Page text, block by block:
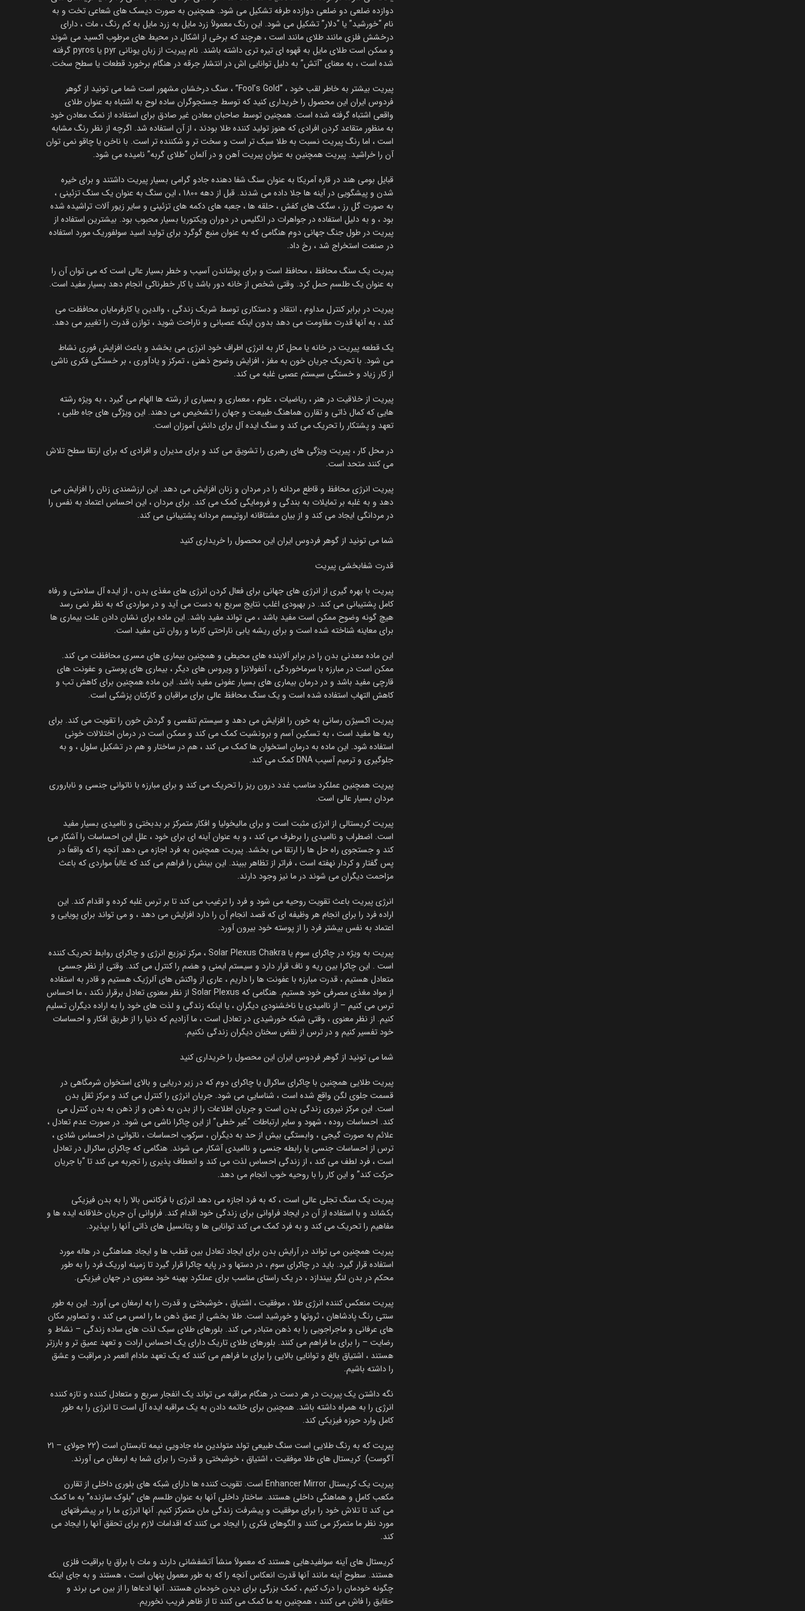
دوازده ضلعی دو ضلعی دوازده طرفه تشکیل می شود. همچنین به صورت دیسک های شعاعی تخت و به
نام “خورشید” یا “دلار” تشکیل می شود. این رنگ معمولاً زرد مایل به زرد مایل به کم رنگ ، مات ، دارای
درخشش فلزی مانند طلای مانند است ، هرچند که برخی از اشکال در محیط های مرطوب اکسید می شوند
و ممکن است طلای مایل به قهوه ای تیره تری داشته باشند. نام پیریت از زبان یونانی pyr یا pyros گرفته
شده است ، به معنای “آتش” به دلیل توانایی اش در انتشار جرقه در هنگام برخورد قطعات یا سطح سخت.
پیریت بیشتر به خاطر لقب خود ، “Fool’s Gold” ، سنگ درخشان مشهور است شما می تونید از گوهر
فردوس ایران این محصول را خریداری کنید که توسط جستجوگران ساده لوح به اشتباه به عنوان طلای
واقعی اشتباه گرفته شده است. همچنین توسط صاحبان معادن غیر صادق برای استفاده از نمک معادن خود
به منظور متقاعد کردن افرادی که هنوز تولید کننده طلا بودند ، از آن استفاده شد. اگرچه از نظر رنگ مشابه
است ، اما رنگ پیریت نسبت به طلا سبک تر است و سخت تر و شکننده تر است. با ناخن یا چاقو نمی توان
آن را خراشید. پیریت همچنین به عنوان پیریت آهن و در آلمان “طلای گربه” نامیده می شود.
قبایل بومی هند در قاره آمریکا به عنوان سنگ شفا دهنده جادو گرامی بسیار پیریت داشتند و برای خیره
شدن و پیشگویی در آینه ها جلا داده می شدند. قبل از دهه 1800 ، این سنگ به عنوان یک سنگ تزئینی ،
به صورت گل رز ، سگک های کفش ، حلقه ها ، جعبه های دکمه های تزئینی و سایر زیور آلات تراشیده شده
بود ، و به دلیل استفاده در جواهرات در انگلیس در دوران ویکتوریا بسیار محبوب بود. بیشترین استفاده از
پیریت در طول جنگ جهانی دوم هنگامی که به عنوان منبع گوگرد برای تولید اسید سولفوریک مورد استفاده
در صنعت استخراج شد ، رخ داد.
پیریت یک سنگ محافظ ، محافظ است و برای پوشاندن آسیب و خطر بسیار عالی است که می توان آن را
به عنوان یک طلسم حمل کرد. وقتی شخص از خانه دور باشد یا کار خطرناکی انجام دهد بسیار مفید است.
پیریت در برابر کنترل مداوم ، انتقاد و دستکاری توسط شریک زندگی ، والدین یا کارفرمایان محافظت می
کند ، به آنها قدرت مقاومت می دهد بدون اینکه عصبانی و ناراحت شوید ، توازن قدرت را تغییر می دهد.
یک قطعه پیریت در خانه یا محل کار به انرژی اطراف خود انرژی می بخشد و باعث افزایش فوری نشاط
می شود. با تحریک جریان خون به مغز ، افزایش وضوح ذهنی ، تمرکز و یادآوری ، بر خستگی فکری ناشی
از کار زیاد و خستگی سیستم عصبی غلبه می کند.
پیریت از خلاقیت در هنر ، ریاضیات ، علوم ، معماری و بسیاری از رشته ها الهام می گیرد ، به ویژه رشته
هایی که کمال ذاتی و تقارن هماهنگ طبیعت و جهان را تشخیص می دهند. این ویژگی های جاه طلبی ،
تعهد و پشتکار را تحریک می کند و سنگ ایده آل برای دانش آموزان است.
در محل کار ، پیریت ویژگی های رهبری را تشویق می کند و برای مدیران و افرادی که برای ارتقا سطح تلاش
می کنند متحد است.
پیریت انرژی محافظ و قاطع مردانه را در مردان و زنان افزایش می دهد. این ارزشمندی زنان را افزایش می
دهد و به غلبه بر تمایلات به بندگی و فرومایگی کمک می کند. برای مردان ، این احساس اعتماد به نفس را
در مردانگی ایجاد می کند و از بیان مشتاقانه اروتیسم مردانه پشتیبانی می کند.
شما می تونید از گوهر فردوس ایران این محصول را خریداری کنید
قدرت شفابخشی پیریت
پیریت با بهره گیری از انرژی های جهانی برای فعال کردن انرژی های مغذی بدن ، از ایده آل سلامتی و رفاه
کامل پشتیبانی می کند. در بهبودی اغلب نتایج سریع به دست می آید و در مواردی که به نظر نمی رسد
هیچ گونه وضوح ممکن است مفید باشد ، می تواند مفید باشد. این ماده برای نشان دادن علت بیماری ها
برای معاینه شناخته شده است و برای ریشه یابی ناراحتی کارما و روان تنی مفید است.
این ماده معدنی بدن را در برابر آلاینده های محیطی و همچنین بیماری های مسری محافظت می کند.
ممکن است در مبارزه با سرماخوردگی ، آنفولانزا و ویروس های دیگر ، بیماری های پوستی و عفونت های
قارچی مفید باشد و در درمان بیماری های بسیار عفونی مفید باشد. این ماده همچنین برای کاهش تب و
کاهش التهاب استفاده شده است و یک سنگ محافظ عالی برای مراقبان و کارکنان پزشکی است.
پیریت اکسیژن رسانی به خون را افزایش می دهد و سیستم تنفسی و گردش خون را تقویت می کند. برای
ریه ها مفید است ، به تسکین آسم و برونشیت کمک می کند و ممکن است در درمان اختلالات خونی
استفاده شود. این ماده به درمان استخوان ها کمک می کند ، هم در ساختار و هم در تشکیل سلول ، و به
جلوگیری و ترمیم آسیب DNA کمک می کند.
پیریت همچنین عملکرد مناسب غدد درون ریز را تحریک می کند و برای مبارزه با ناتوانی جنسی و ناباروری
مردان بسیار عالی است.
پیریت کریستالی از انرژی مثبت است و برای مالیخولیا و افکار متمرکز بر بدبختی و ناامیدی بسیار مفید
است. اضطراب و ناامیدی را برطرف می کند ، و به عنوان آینه ای برای خود ، علل این احساسات را آشکار می
کند و جستجوی راه حل ها را ارتقا می بخشد. پیریت همچنین به فرد اجازه می دهد آنچه را که واقعاً در
پس گفتار و کردار نهفته است ، فراتر از تظاهر ببیند. این بینش را فراهم می کند که غالباً مواردی که باعث
مزاحمت دیگران می شوند در ما نیز وجود دارند.
انرژی پیریت باعث تقویت روحیه می شود و فرد را ترغیب می کند تا بر ترس غلبه کرده و اقدام کند. این
اراده فرد را برای انجام هر وظیفه ای که قصد انجام آن را دارد افزایش می دهد ، و می تواند برای پویایی و
اعتماد به نفس بیشتر فرد را از پوسته خود بیرون آورد.
پیریت به ویژه در چاکرای سوم یا Solar Plexus Chakra ، مرکز توزیع انرژی و چاکرای روابط تحریک کننده
است . این چاکرا بین ریه و ناف قرار دارد و سیستم ایمنی و هضم را کنترل می کند. وقتی از نظر جسمی
متعادل هستیم ، قدرت مبارزه با عفونت ها را داریم ، عاری از واکنش های آلرژیک هستیم و قادر به استفاده
از مواد مغذی مصرفی خود هستیم. هنگامی که Solar Plexus از نظر معنوی تعادل برقرار نکند ، ما احساس
ترس می کنیم – از ناامیدی یا ناخشنودی دیگران ، یا اینکه زندگی و لذت های خود را به اراده دیگران تسلیم
کنیم. از نظر معنوی ، وقتی شبکه خورشیدی در تعادل است ، ما آزادیم که دنیا را از طریق افکار و احساسات
خود تفسیر کنیم و در ترس از نقض سخنان دیگران زندگی نکنیم.
شما می تونید از گوهر فردوس ایران این محصول را خریداری کنید
پیریت طلایی همچنین با چاکرای ساکرال یا چاکرای دوم که در زیر دریایی و بالای استخوان شرمگاهی در
قسمت جلوی لگن واقع شده است ، شناسایی می شود. جریان انرژی را کنترل می کند و مرکز ثقل بدن
است. این مرکز نیروی زندگی بدن است و جریان اطلاعات را از بدن به ذهن و از ذهن به بدن کنترل می
کند. احساسات روده ، شهود و سایر ارتباطات “غیر خطی” از این چاکرا ناشی می شود. در صورت عدم تعادل ،
علائم به صورت گیجی ، وابستگی بیش از حد به دیگران ، سرکوب احساسات ، ناتوانی در احساس شادی ،
ترس از احساسات جنسی یا رابطه جنسی و ناامیدی آشکار می شوند. هنگامی که چاکرای ساکرال در تعادل
است ، فرد لطف می کند ، از زندگی احساس لذت می کند و انعطاف پذیری را تجربه می کند تا “با جریان
حرکت کند” و این کار را با روحیه خوب انجام می دهد.
پیریت یک سنگ تجلی عالی است ، که به فرد اجازه می دهد انرژی با فرکانس بالا را به بدن فیزیکی
بکشاند و با استفاده از آن در ایجاد فراوانی برای زندگی خود اقدام کند. فراوانی آن جریان خلاقانه ایده ها و
مفاهیم را تحریک می کند و به فرد کمک می کند توانایی ها و پتانسیل های ذاتی آنها را بپذیرد.
پیریت همچنین می تواند در آرایش بدن برای ایجاد تعادل بین قطب ها و ایجاد هماهنگی در هاله مورد
استفاده قرار گیرد. باید در چاکرای سوم ، در دستها و در پایه چاکرا قرار گیرد تا زمینه اوریک فرد را به طور
محکم در بدن لنگر بیندازد ، در یک راستای مناسب برای عملکرد بهینه خود معنوی در جهان فیزیکی.
پیریت منعکس کننده انرژی طلا ، موفقیت ، اشتیاق ، خوشبختی و قدرت را به ارمغان می آورد. این به طور
سنتی رنگ پادشاهان ، ثروتها و خورشید است. طلا بخشی از عمق ذهن ما را لمس می کند ، و تصاویر مکان
های عرفانی و ماجراجویی را به ذهن متبادر می کند. بلورهای طلای سبک لذت های ساده زندگی – نشاط و
رضایت – را برای ما فراهم می کنند. بلورهای طلای تاریک دارای یک احساس ارادت و تعهد عمیق تر و بارزتر
هستند ، اشتیاق بالغ و توانایی بالایی را برای ما فراهم می کنند که یک تعهد مادام العمر در مراقبت و عشق
را داشته باشیم.
نگه داشتن یک پیریت در هر دست در هنگام مراقبه می تواند یک انفجار سریع و متعادل کننده و تازه کننده
انرژی را به همراه داشته باشد. همچنین برای خاتمه دادن به یک مراقبه ایده آل است تا انرژی را به طور
کامل وارد حوزه فیزیکی کند.
پیریت که به رنگ طلایی است سنگ طبیعی تولد متولدین ماه جادویی نیمه تابستان است (22 جولای – 21
آگوست). کریستال های طلا موفقیت ، اشتیاق ، خوشبختی و قدرت را برای شما به ارمغان می آورند.
پیریت یک کریستال Enhancer Mirror است. تقویت کننده ها دارای شبکه های بلوری داخلی از تقارن
مکعب کامل و هماهنگی داخلی هستند. ساختار داخلی آنها به عنوان طلسم های “بلوک سازنده” به ما کمک
می کند تا تلاش خود را برای موفقیت و پیشرفت زندگی مان متمرکز کنیم. آنها انرژی ما را بر پیشرفتهای
مورد نظر ما متمرکز می کنند و الگوهای فکری را ایجاد می کنند که اقدامات لازم برای تحقق آنها را ایجاد می
کند.
کریستال های آینه سولفیدهایی هستند که معمولاً منشأ آتشفشانی دارند و مات با براق یا براقیت فلزی
هستند. سطوح آینه مانند آنها قدرت انعکاس آنچه را که به طور معمول پنهان است ، هستند و به جای اینکه
چگونه خودمان را درک کنیم ، کمک بزرگی برای دیدن خودمان هستند. آنها ادعاها را از بین می برند و
حقایق را فاش می کنند ، همچنین به ما کمک می کنند تا از ظاهر فریب نخوریم.